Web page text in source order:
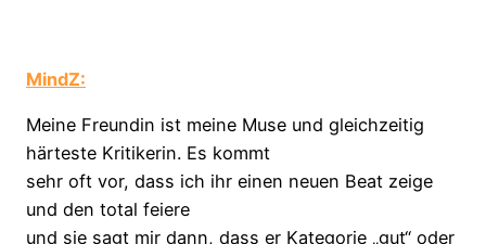
MindZ:
Meine Freundin ist meine Muse und gleichzeitig
härteste Kritikerin. Es kommt
sehr oft vor, dass ich ihr einen neuen Beat zeige
und den total feiere
und sie sagt mir dann, dass er Kategorie „gut“ oder